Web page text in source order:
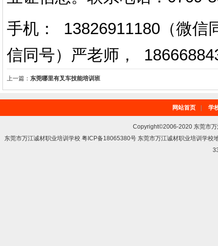
手机： 13826911180（微信
信同号）严老师 ，
上一篇： 东莞哪里有叉车技能培训班
网站首页 学
Copyright©2006-2020 东莞市
东莞市万江诚材职业培训学校 粤ICP备18065380号 东莞市万江诚材职业培训学